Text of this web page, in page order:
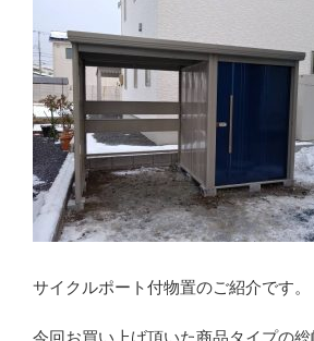
サイクルポート付物置のご紹介です。